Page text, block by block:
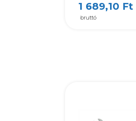
1 689,10 Ft
bruttó